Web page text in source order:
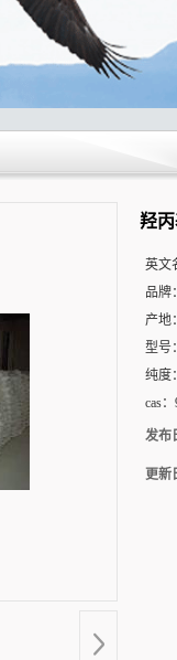
品牌
产地
型号：
纯度：
cas：
发布